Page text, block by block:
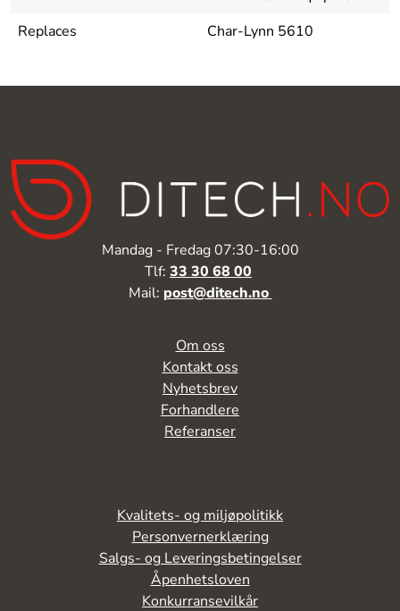
Replaces
Char-Lynn 5610
Mandag - Fredag 07:30-16:00
Tlf: 33 30 68 00
Mail: post@ditech.no
Kvalitets- og miljøpolitikk
Personvernerklæring
Salgs- og Leveringsbetingelser
Åpenhetsloven
Konkurransevilkår
Om oss
Kontakt oss
Nyhetsbrev
Forhandlere
Referanser